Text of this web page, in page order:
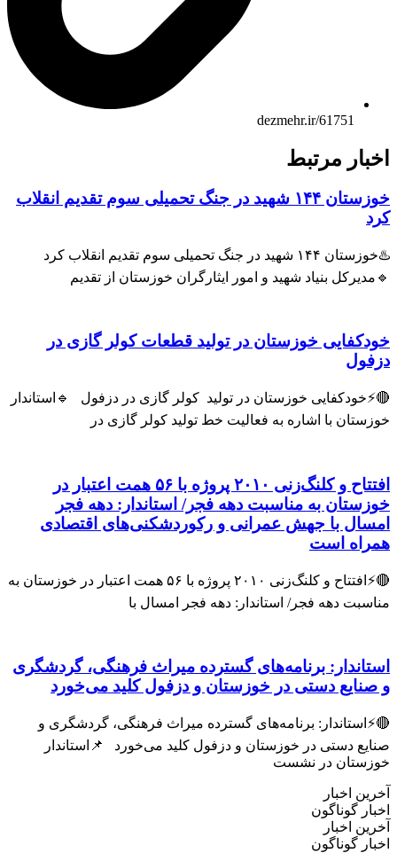
dezmehr.ir/61751
اخبار مرتبط
خوزستان ۱۴۴ شهید در جنگ تحمیلی سوم تقدیم انقلاب
کرد
♨️خوزستان ۱۴۴ شهید در جنگ تحمیلی سوم تقدیم انقلاب کرد
🔹مدیرکل بنیاد شهید و امور ایثارگران خوزستان از تقدیم
خودکفایی خوزستان در تولید قطعات کولر گازی در
دزفول
🔴⚡خودکفایی خوزستان در تولید کولر گازی در دزفول 🔹استاندار
خوزستان با اشاره به فعالیت خط تولید کولر گازی در
افتتاح و کلنگ‌زنی ۲۰۱۰ پروژه با ۵۶ همت اعتبار در
خوزستان به مناسبت دهه فجر/ استاندار: دهه فجر
امسال با جهش عمرانی و رکوردشکنی‌های اقتصادی
همراه است
🔴⚡افتتاح و کلنگ‌زنی ۲۰۱۰ پروژه با ۵۶ همت اعتبار در خوزستان به
مناسبت دهه فجر/ استاندار: دهه فجر امسال با
استاندار: برنامه‌های گسترده میراث فرهنگی، گردشگری
و صنایع دستی در خوزستان و دزفول کلید می‌خورد
🔴⚡استاندار: برنامه‌های گسترده میراث فرهنگی، گردشگری و
صنایع دستی در خوزستان و دزفول کلید می‌خورد 📌استاندار
خوزستان در نشست
آخرین اخبار
اخبار گوناگون
آخرین اخبار
اخبار گوناگون